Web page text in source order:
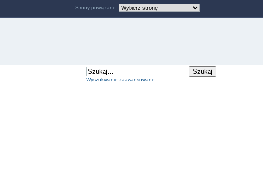
Wyszukiwanie zaawansowane
Strony powiązane: